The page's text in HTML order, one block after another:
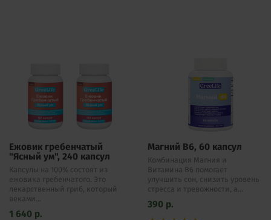
Ежовик гребенчатый
"Ясный ум", 240 капсул
Капсулы на 100% состоят из
ежовика гребенчатого. Это
лекарственный гриб, который
веками...
1 640 р.
Магний B6, 60 капсул
Комбинация Магния и
Витамина В6 помогает
улучшить сон, снизить уровень
стресса и тревожности, а...
390 р.